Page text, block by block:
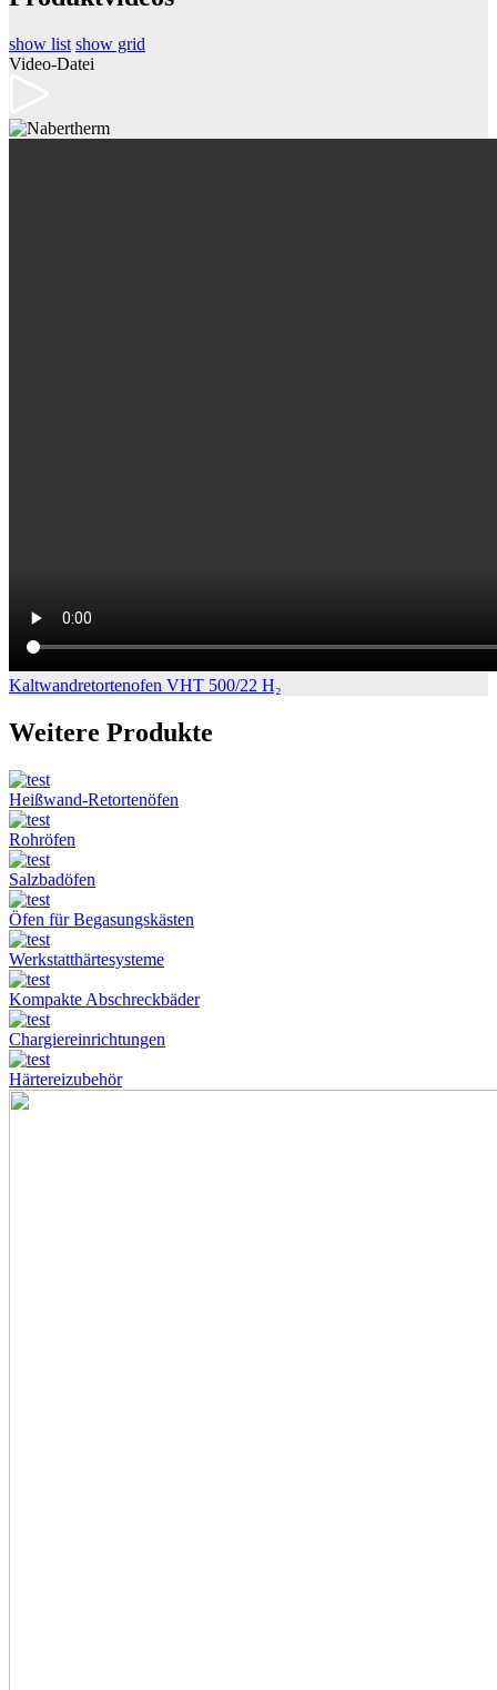
show list show grid
Video-Datei
Kaltwandretortenofen VHT 500/22 H₂
Weitere Produkte
Heißwand-Retortenöfen
Rohröfen
Salzbadöfen
Öfen für Begasungskästen
Werkstatthärtesysteme
Kompakte Abschreckbäder
Chargiereinrichtungen
Härtereizubehör